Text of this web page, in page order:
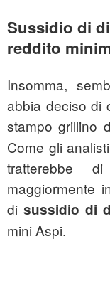
Sussidio di
reddito
Insomma,
abbia deciso di
stampo grillino
Come gli
tratterebbe
maggiormente
disussidio di
mini Aspi.